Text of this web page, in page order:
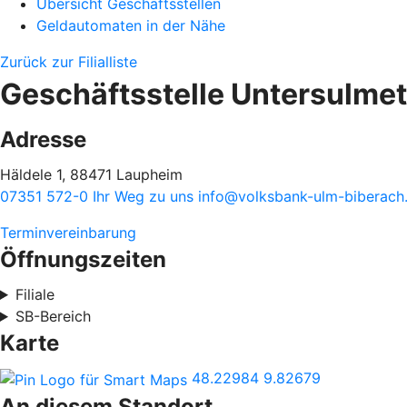
Übersicht Geschäftsstellen
Geldautomaten in der Nähe
Zurück zur Filialliste
Geschäftsstelle
Adresse
Häldele 1, 88471 Laupheim
07351 572-0 Ihr Weg zu uns info@volksbank-ulm-
Terminvereinbarung
Öffnungszeiten
Filiale
SB-Bereich
Karte
48.22984 9.82679